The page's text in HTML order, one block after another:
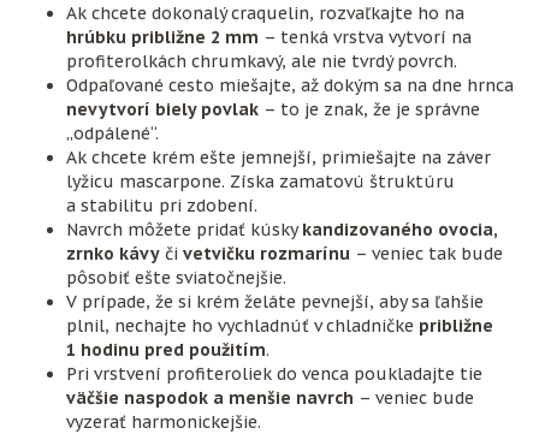
Ak chcete dokonalý craquelin, rozvaľkajte ho na
hrúbku približne 2 mm – tenká vrstva vytvorí na
profiterolkách chrumkavý, ale nie tvrdý povrch.
Odpaľované cesto miešajte, až dokým sa na dne hrnca
nevytvorí biely povlak – to je znak, že je správne
„odpálené“.
Ak chcete krém ešte jemnejší, primiešajte na záver
lyžicu mascarpone. Získa zamatovú štruktúru
a stabilitu pri zdobení.
Navrch môžete pridať kúskykandizovaného ovocia,
zrnko kávy či vetvičku rozmarínu – veniec tak bude
pôsobiť ešte sviatočnejšie.
V prípade, že si krém želáte pevnejší, aby sa ľahšie
plnil, nechajte ho vychladnúť v chladničke približne
1 hodinu pred použitím.
Pri vrstvení profiteroliek do venca poukladajte tie
väčšie naspodok a menšie navrch – veniec bude
vyzerať harmonickejšie.